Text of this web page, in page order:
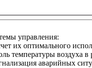
управления:
их оптимального
температуры воздуха
аварийных